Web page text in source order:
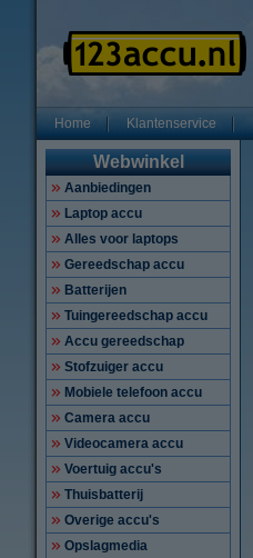
Home Klantenservice
Webwinkel
Aanbiedingen
Laptop accu
Alles voor laptops
Gereedschap accu
Batterijen
Tuingereedschap accu
Accu gereedschap
Stofzuiger accu
Mobiele telefoon accu
Camera accu
Videocamera accu
Voertuig accu's
Thuisbatterij
Overige accu's
Opslagmedia